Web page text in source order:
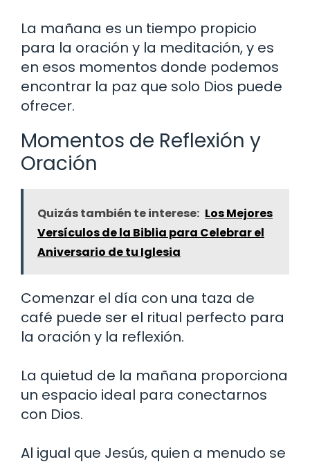
La mañana es un tiempo propicio
para la oración y la meditación, y es
en esos momentos donde podemos
encontrar la paz que solo Dios puede
ofrecer.
Momentos de Reflexión y
Oración
Quizás también te interese: Los Mejores
Versículos de la Biblia para Celebrar el
Aniversario de tu Iglesia
Comenzar el día con una taza de
café puede ser el ritual perfecto para
la oración y la reflexión.
La quietud de la mañana proporciona
un espacio ideal para conectarnos
con Dios.
Al igual que Jesús, quien a menudo se